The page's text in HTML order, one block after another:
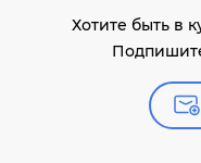
Хотите быть в